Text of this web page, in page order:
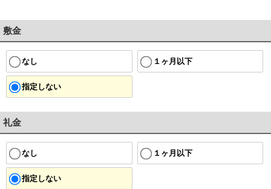
敷金
なし １ヶ月以下
指定しない
礼金
なし １ヶ月以下
指定しない